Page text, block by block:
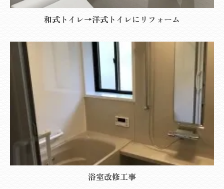
和式トイレ→洋式トイレにリフォーム
浴室改修工事